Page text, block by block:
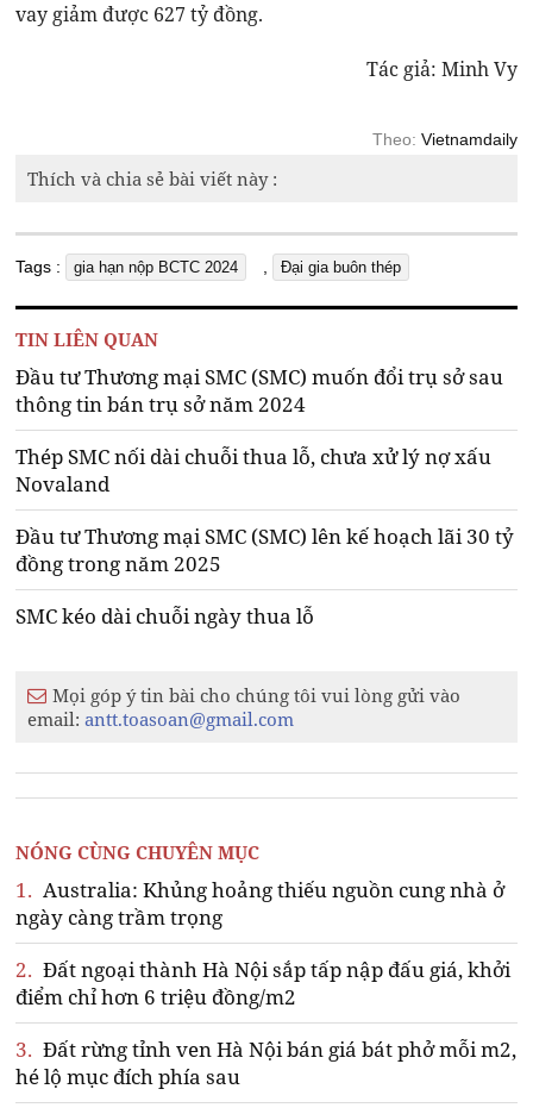
vay giảm được 627 tỷ đồng.
Tác giả: Minh Vy
Theo: Vietnamdaily
Thích và chia sẻ bài viết này :
Tags : gia hạn nộp BCTC 2024 , Đại gia buôn thép
TIN LIÊN QUAN
Đầu tư Thương mại SMC (SMC) muốn đổi trụ sở sau
thông tin bán trụ sở năm 2024
Thép SMC nối dài chuỗi thua lỗ, chưa xử lý nợ xấu
Novaland
Đầu tư Thương mại SMC (SMC) lên kế hoạch lãi 30 tỷ
đồng trong năm 2025
SMC kéo dài chuỗi ngày thua lỗ
Mọi góp ý tin bài cho chúng tôi vui lòng gửi vào
email:antt.toasoan@gmail.com
NÓNG CÙNG CHUYÊN MỤC
1. Australia: Khủng hoảng thiếu nguồn cung nhà ở
ngày càng trầm trọng
2. Đất ngoại thành Hà Nội sắp tấp nập đấu giá, khởi
điểm chỉ hơn 6 triệu đồng/m2
3. Đất rừng tỉnh ven Hà Nội bán giá bát phở mỗi m2,
hé lộ mục đích phía sau